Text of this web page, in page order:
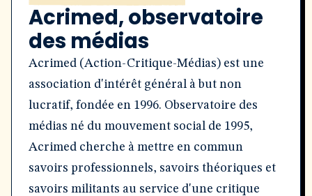
Acrimed, observatoire
des médias
Acrimed (Action-Critique-Médias) est une
association d'intérêt général à but non
lucratif, fondée en 1996. Observatoire des
médias né du mouvement social de 1995,
Acrimed cherche à mettre en commun
savoirs professionnels, savoirs théoriques et
savoirs militants au service d'une critique